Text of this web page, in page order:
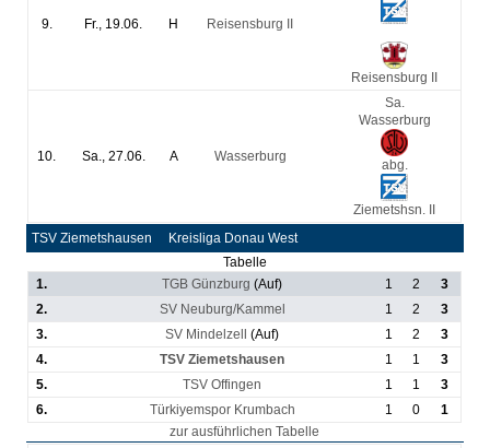
9. Fr., 19.06. H Reisensburg II
Reisensburg II
10. Sa., 27.06. A Wasserburg
Sa.
Wasserburg
abg.
Ziemetshsn. II
TSV Ziemetshausen
Kreisliga Donau West
Tabelle
1.
TGB Günzburg (Auf) 1 2
3
2.
SV Neuburg/Kammel 1 2
3
3.
SV Mindelzell (Auf) 1 2
3
4.
TSV Ziemetshausen 1 1
3
5.
TSV Offingen 1 1
3
6.
Türkiyemspor Krumbach 1 0
1
zur ausführlichen Tabelle